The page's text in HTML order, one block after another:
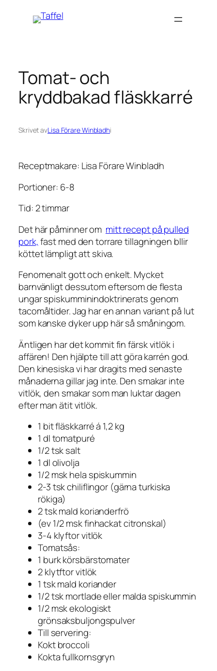
Tomat- och
kryddbakad fläskkarré
Skrivet avLisa Förare Winbladhi
Receptmakare: Lisa Förare Winbladh
Portioner: 6-8
Tid: 2 timmar
Det här påminner om mitt recept på pulled
pork,fast med den torrare tillagningen bllir
köttet lämpligt att skiva.
Fenomenalt gott och enkelt. Mycket
barnvänligt dessutom eftersom de flesta
ungar spiskumminindoktrinerats genom
tacomåltider. Jag har en annan variant på lut
som kanske dyker upp här så småningom.
Äntligen har det kommit fin färsk vitlök i
affären! Den hjälpte till att göra karrén god.
Den kinesiska vi har dragits med senaste
månaderna gillar jag inte. Den smakar inte
vitlök, den smakar som man luktar dagen
efter man ätit vitlök.
1 bit fläskkarré á 1,2 kg
1 dl tomatpuré
1/2 tsk salt
1 dl olivolja
1/2 msk hela spiskummin
2-3 tsk chiliflingor (gärna turkiska
rökiga)
2 tsk mald korianderfrö
(ev 1/2 msk finhackat citronskal)
3-4 klyftor vitlök
Tomatsås:
1 burk körsbärstomater
2 klytftor vitlök
1 tsk mald koriander
1/2 tsk mortlade eller malda spiskummin
1/2 msk ekologiskt
grönsaksbuljongspulver
Till servering:
Kokt broccoli
Kokta fullkornsgryn